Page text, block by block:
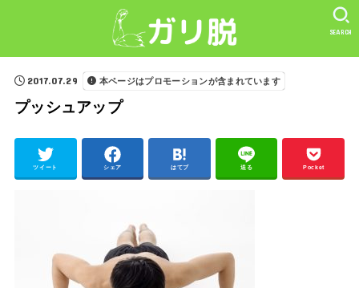
SEARCH
2017.07.29 本ページはプロモーションが含まれています
プッシュアップ
ツイート シェア はてブ 送る Pocket